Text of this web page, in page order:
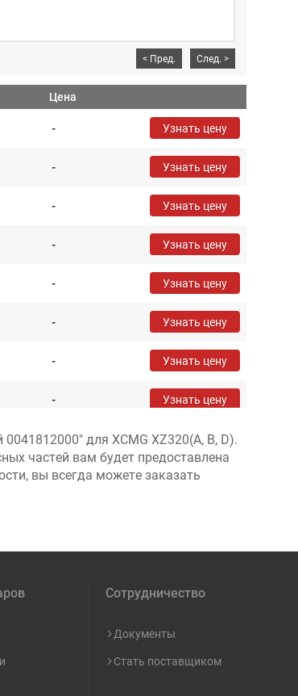
< Пред. След. >
Цена
- Узнать цену
- Узнать цену
- Узнать цену
- Узнать цену
- Узнать цену
- Узнать цену
- Узнать цену
- Узнать цену
- Узнать цену
- Узнать цену
- Узнать цену
Узнать цену
Узнать цену
Узнать цену
для XCMG XZ320(A, B, D).
частей вам будет предоставлена
вы всегда можете заказать
Сотрудничество
Документы
Стать поставщиком